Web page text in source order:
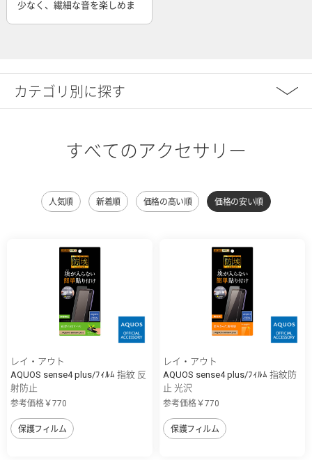
少なく、繊細な音を楽しめま
カテゴリ別に探す
すべてのアクセサリー
人気順 新着順 価格の高い順 価格の安い順
レイ・アウト
AQUOS sense4 plus/ﾌｨﾙﾑ 指紋 反
射防止
参考価格￥770
保護フィルム
レイ・アウト
AQUOS sense4 plus/ﾌｨﾙﾑ 指紋防
止 光沢
参考価格￥770
保護フィルム